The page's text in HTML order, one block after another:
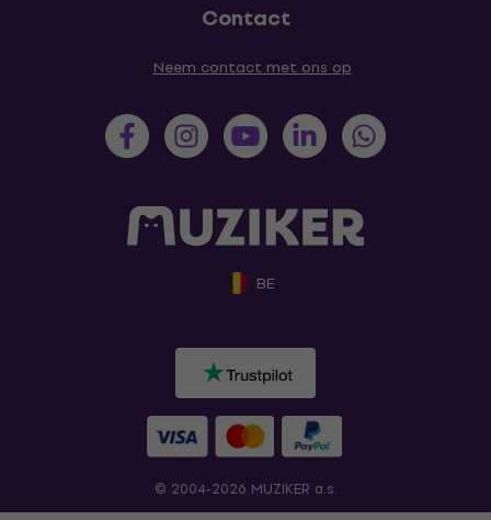
Contact
Neem contact met ons op
BE
© 2004-2026 MUZIKER a.s.